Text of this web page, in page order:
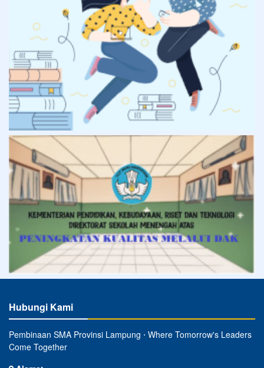
Hubungi Kami
Pembinaan SMA Provinsi Lampung ⋅ Where Tomorrow's Leaders
Come Together